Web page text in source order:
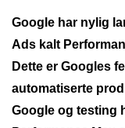
Google har nylig
Ads kalt
Dette er Googles
automatiserte
Google og testing